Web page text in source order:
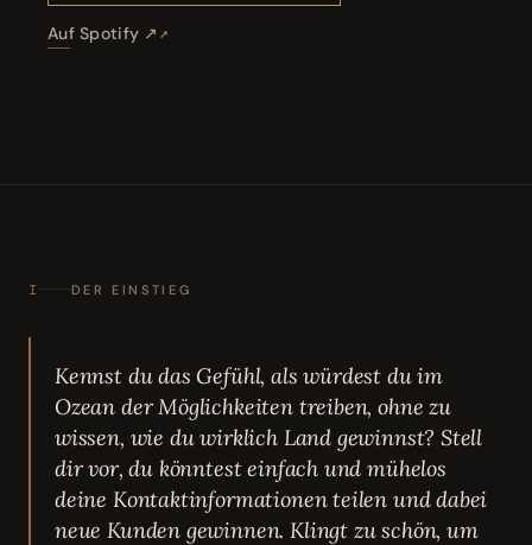
Auf Spotify ↗
I DER EINSTIEG
Kennst du das Gefühl, als würdest du im
Ozean der Möglichkeiten treiben, ohne zu
wissen, wie du wirklich Land gewinnst? Stell
dir vor, du könntest einfach und mühelos
deine Kontaktinformationen teilen und dabei
neue Kunden gewinnen. Klingt zu schön, um